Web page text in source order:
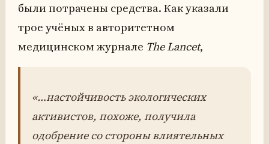
были потрачены средства. Как указали
трое учёных в авторитетном
медицинском журнале The Lancet,
«…настойчивость экологических
активистов, похоже, получила
одобрение со стороны влиятельных